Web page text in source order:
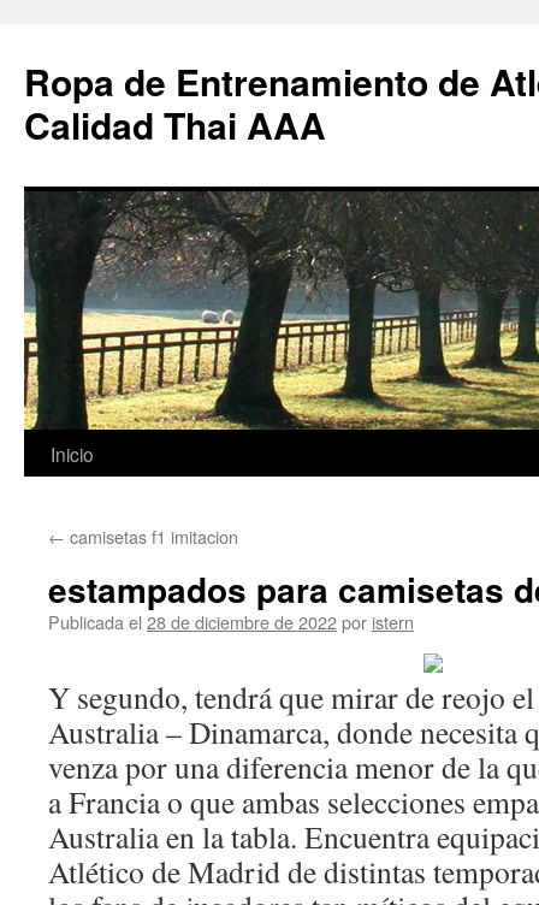
Ropa de Entrenamiento de
Calidad Thai AAA
Saltar
contenido
Inicio
← camisetas f1 imitacion
estampados para camisetas
Publicada el 28 de diciembre de 2022por istern
Y segundo, tendrá que mirar de reojo
Australia – Dinamarca, donde necesita
venza por una diferencia menor de la
a Francia o que ambas selecciones
Australia en la tabla. Encuentra
Atlético de Madrid de distintas